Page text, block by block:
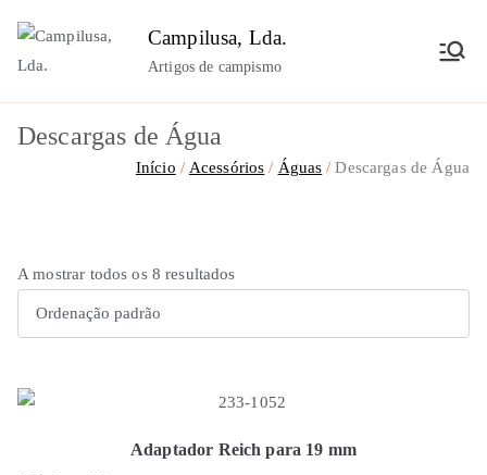
para
conteúdo
Campilusa, Lda.
Artigos de campismo
Descargas de Água
Início Acessórios Águas Descargas de Água
A mostrar todos os 8 resultados
Adaptador Reich para 19 mm